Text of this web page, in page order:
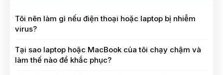
Tôi nên làm gì nếu điện thoại hoặc laptop bị nhiễm
virus?
Tại sao laptop hoặc MacBook của tôi chạy chậm và
làm thế nào để khắc phục?